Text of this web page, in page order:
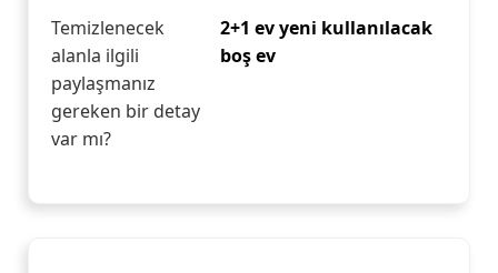
Temizlenecek
alanla ilgili
paylaşmanız
gereken bir detay
var mı?
2+1 ev yeni kullanılacak
boş ev